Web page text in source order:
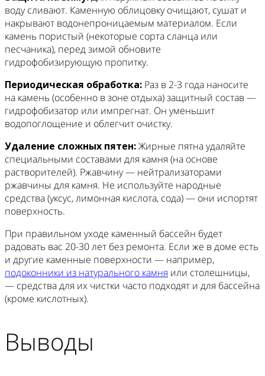
воду сливают. Каменную облицовку очищают, сушат и
накрывают водонепроницаемым материалом. Если
камень пористый (некоторые сорта сланца или
песчаника), перед зимой обновите
гидрофобизирующую пропитку.
Периодическая обработка: Раз в 2-3 года наносите
на камень (особенно в зоне отдыха) защитный состав —
гидрофобизатор или импрегнат. Он уменьшит
водопоглощение и облегчит очистку.
Удаление сложных пятен:Жирные пятна удаляйте
специальными составами для камня (на основе
растворителей). Ржавчину — нейтрализаторами
ржавчины для камня. Не используйте народные
средства (уксус, лимонная кислота, сода) — они испортят
поверхность.
При правильном уходе каменный бассейн будет
радовать вас 20-30 лет без ремонта. Если же в доме есть
и другие каменные поверхности — например,
подоконники из натурального камня или столешницы,
— средства для их чистки часто подходят и для бассейна
(кроме кислотных).
Выводы